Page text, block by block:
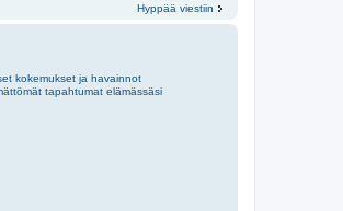
Hyppää viestiin
kokemukset ja havainnot
tapahtumat elämässäsi